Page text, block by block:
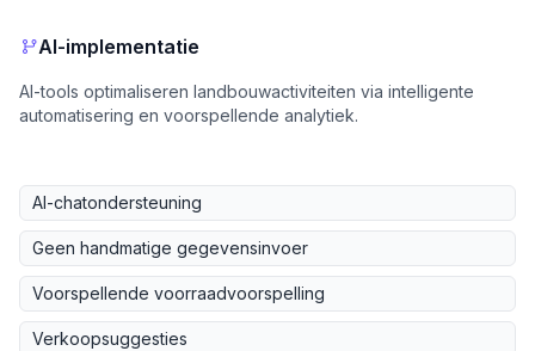
AI-implementatie
AI-tools optimaliseren landbouwactiviteiten via intelligente
automatisering en voorspellende analytiek.
AI-chatondersteuning
Geen handmatige gegevensinvoer
Voorspellende voorraadvoorspelling
Verkoopsuggesties